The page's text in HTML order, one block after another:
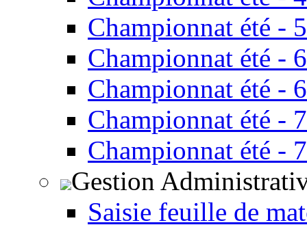
Championnat été -
Championnat été -
Championnat été -
Championnat été -
Championnat été -
Gestion
Saisie feuille de